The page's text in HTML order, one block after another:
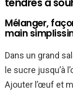
Mélanger,
main
Dans un grand
le sucre jusqu’à
Ajouter l’œuf et